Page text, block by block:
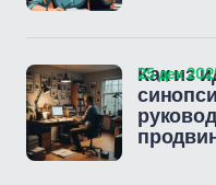
Как из
25 дек